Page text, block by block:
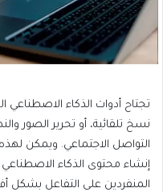
تجتاح أدوات الذكاء الاصطناعي
نسخ تلقائية، أو تحرير الصور
التواصل الاجتماعي. ويمكن
إنشاء محتوى الذكاء الاصطناعي
المنفردين على التفاعل